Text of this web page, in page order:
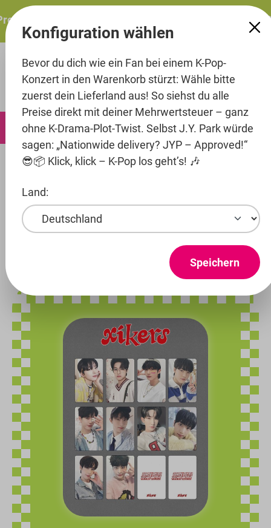
springen
ITZY – ITZY 3RD WORLD TOUR “TUNNEL
0
Merch Stationary
Artist
Entertainment
Bildergalerie überspringen
Konfiguration wählen
Bevor du dich wie ein Fan bei einem K-Pop-
Konzert in den Warenkorb stürzt: Wähle bitte
zuerst dein Lieferland aus! So siehst du alle
Preise direkt mit deiner Mehrwertsteuer – ganz
ohne K-Drama-Plot-Twist. Selbst J.Y. Park würde
sagen: „Nationwide delivery? JYP – Approved!“
😎📦 Klick, klick – K-Pop los geht’s! 🎶
Land:
Speichern